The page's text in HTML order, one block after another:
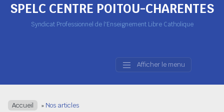
SPELC CENTRE POITOU-CHARENTES
Syndicat Professionnel de l'Enseignement Libre Catholique
Afficher le menu
Accueil » Nos articles